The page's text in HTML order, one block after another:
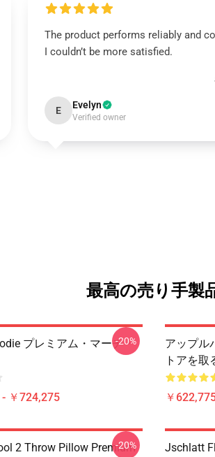
The product performs reliably and
I couldn’t be more satisfied.
E Evelyn
Verified owner
最高の売り手製
プレミアム・マーチ・
- ￥724,275
-20%
アップル
トアを取
￥
2 Throw Pillow Premium
-20%
Jschlatt